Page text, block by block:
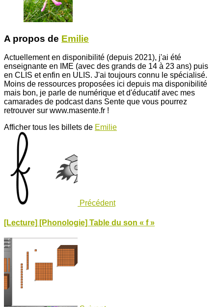
A propos de Emilie
Actuellement en disponibilité (depuis 2021), j'ai été
enseignante en IME (avec des grands de 14 à 23 ans) puis
en CLIS et enfin en ULIS. J'ai toujours connu le spécialisé.
Moins de ressources proposées ici depuis ma disponibilité
mais bon, je parle de numérique et d'éducatif avec mes
camarades de podcast dans Sente que vous pourrez
retrouver sur www.masente.fr !
Afficher tous les billets de Emilie
Précédent
[Lecture] [Phonologie] Table du son « f »